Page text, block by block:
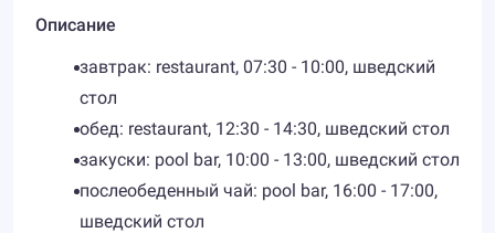
Описание
завтрак: restaurant, 07:30 - 10:00, шведский
стол
обед: restaurant, 12:30 - 14:30, шведский стол
закуски: pool bar, 10:00 - 13:00, шведский стол
послеобеденный чай: pool bar, 16:00 - 17:00,
шведский стол